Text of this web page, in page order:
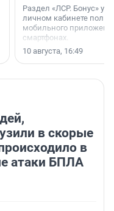
Раздел «ЛСР. Бонус»
личном кабинете
мобильного
смартфонах.
10 августа, 16:49
в скорые
в
атаки БПЛА